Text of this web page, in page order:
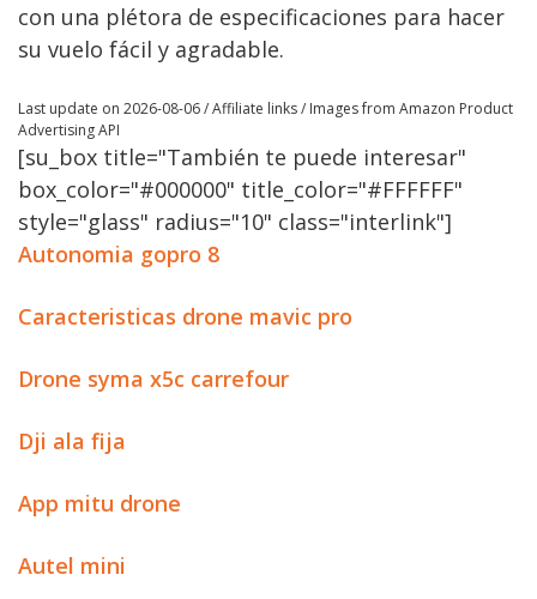
con una plétora de especificaciones para hacer
su vuelo fácil y agradable.
Last update on 2026-08-06 / Affiliate links / Images from Amazon Product
Advertising API
[su_box title="También te puede interesar"
box_color="#000000" title_color="#FFFFFF"
style="glass" radius="10" class="interlink"]
Autonomia gopro 8
Caracteristicas drone mavic pro
Drone syma x5c carrefour
Dji ala fija
App mitu drone
Autel mini